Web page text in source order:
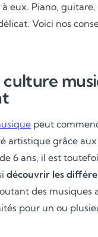
eux. Piano,
Voici nos
peut
artistique grâce
6 ans, il est
découvrir les
des
pour un ou